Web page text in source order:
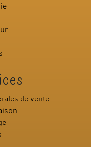
de vente